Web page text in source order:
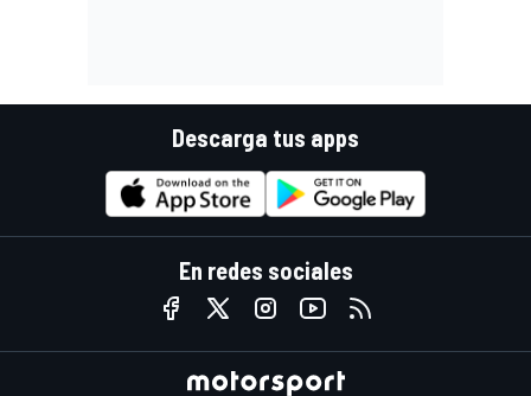
Descarga tus apps
En redes sociales